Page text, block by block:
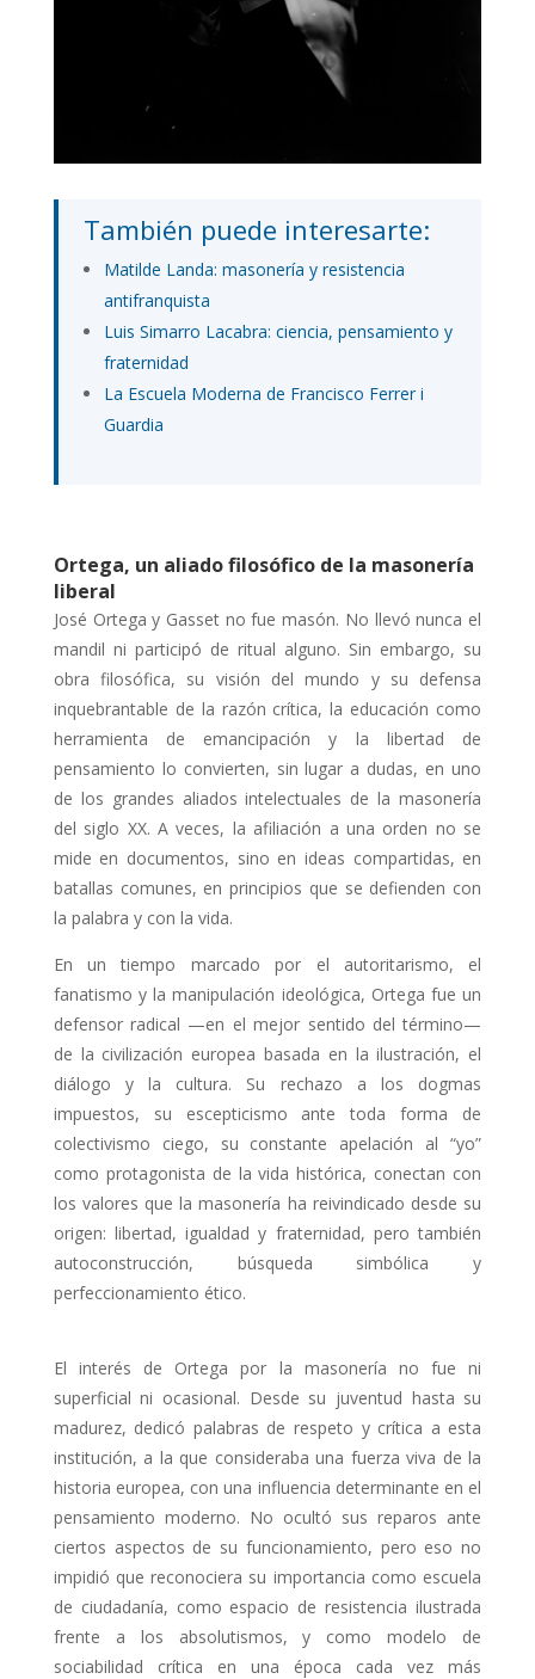
También puede interesarte:
Matilde Landa: masonería y resistencia
antifranquista
Luis Simarro Lacabra: ciencia, pensamiento y
fraternidad
La Escuela Moderna de Francisco Ferrer i
Guardia
Ortega, un aliado filosófico de la masonería
liberal
José Ortega y Gasset no fue masón. No llevó nunca el
mandil ni participó de ritual alguno. Sin embargo, su
obra filosófica, su visión del mundo y su defensa
inquebrantable de la razón crítica, la educación como
herramienta de emancipación y la libertad de
pensamiento lo convierten, sin lugar a dudas, en uno
de los grandes aliados intelectuales de la masonería
del siglo XX. A veces, la afiliación a una orden no se
mide en documentos, sino en ideas compartidas, en
batallas comunes, en principios que se defienden con
la palabra y con la vida.
En un tiempo marcado por el autoritarismo, el
fanatismo y la manipulación ideológica, Ortega fue un
defensor radical —en el mejor sentido del término—
de la civilización europea basada en la ilustración, el
diálogo y la cultura. Su rechazo a los dogmas
impuestos, su escepticismo ante toda forma de
colectivismo ciego, su constante apelación al “yo”
como protagonista de la vida histórica, conectan con
los valores que la masonería ha reivindicado desde su
origen: libertad, igualdad y fraternidad, pero también
autoconstrucción, búsqueda simbólica y
perfeccionamiento ético.
El interés de Ortega por la masonería no fue ni
superficial ni ocasional. Desde su juventud hasta su
madurez, dedicó palabras de respeto y crítica a esta
institución, a la que consideraba una fuerza viva de la
historia europea, con una influencia determinante en el
pensamiento moderno. No ocultó sus reparos ante
ciertos aspectos de su funcionamiento, pero eso no
impidió que reconociera su importancia como escuela
de ciudadanía, como espacio de resistencia ilustrada
frente a los absolutismos, y como modelo de
sociabilidad crítica en una época cada vez más